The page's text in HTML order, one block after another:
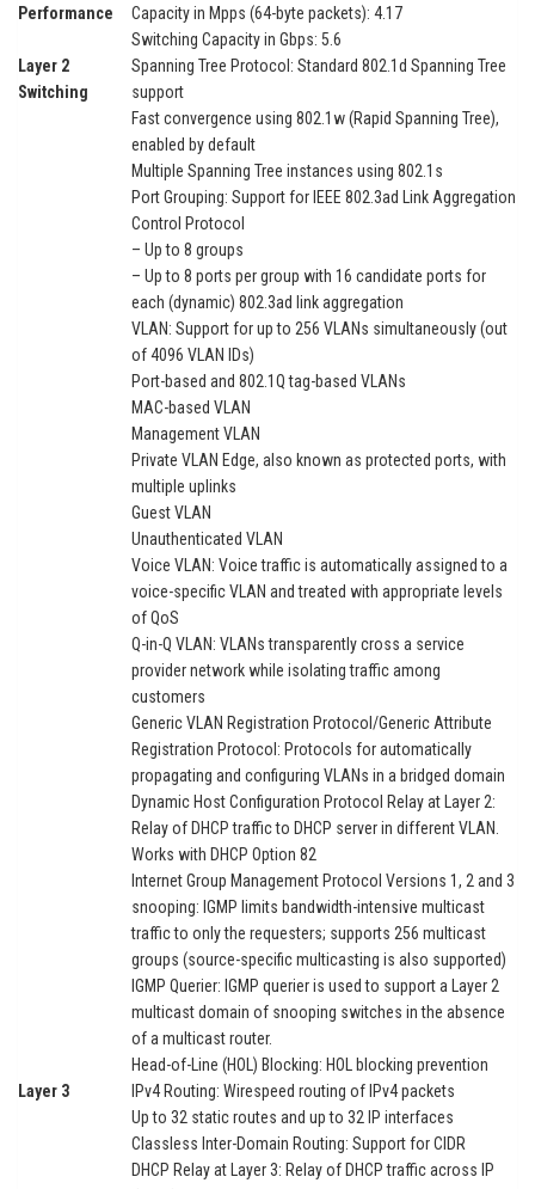
Performance
Capacity in Mpps (64-byte packets): 4.17
Switching Capacity in Gbps: 5.6
Layer 2
Switching
Spanning Tree Protocol: Standard 802.1d Spanning Tree
support
Fast convergence using 802.1w (Rapid Spanning Tree),
enabled by default
Multiple Spanning Tree instances using 802.1s
Port Grouping: Support for IEEE 802.3ad Link Aggregation
Control Protocol
– Up to 8 groups
– Up to 8 ports per group with 16 candidate ports for
each (dynamic) 802.3ad link aggregation
VLAN: Support for up to 256 VLANs simultaneously (out
of 4096 VLAN IDs)
Port-based and 802.1Q tag-based VLANs
MAC-based VLAN
Management VLAN
Private VLAN Edge, also known as protected ports, with
multiple uplinks
Guest VLAN
Unauthenticated VLAN
Voice VLAN: Voice traffic is automatically assigned to a
voice-specific VLAN and treated with appropriate levels
of QoS
Q-in-Q VLAN: VLANs transparently cross a service
provider network while isolating traffic among
customers
Generic VLAN Registration Protocol/Generic Attribute
Registration Protocol: Protocols for automatically
propagating and configuring VLANs in a bridged domain
Dynamic Host Configuration Protocol Relay at Layer 2:
Relay of DHCP traffic to DHCP server in different VLAN.
Works with DHCP Option 82
Internet Group Management Protocol Versions 1, 2 and 3
snooping: IGMP limits bandwidth-intensive multicast
traffic to only the requesters; supports 256 multicast
groups (source-specific multicasting is also supported)
IGMP Querier: IGMP querier is used to support a Layer 2
multicast domain of snooping switches in the absence
of a multicast router.
Head-of-Line (HOL) Blocking: HOL blocking prevention
Layer 3
IPv4 Routing: Wirespeed routing of IPv4 packets
Up to 32 static routes and up to 32 IP interfaces
Classless Inter-Domain Routing: Support for CIDR
DHCP Relay at Layer 3: Relay of DHCP traffic across IP